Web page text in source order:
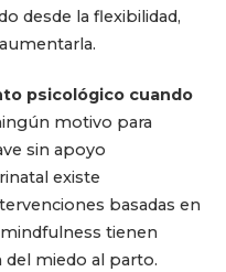
desde la flexibilidad,
psicológico cuando
motivo para
sin apoyo
existe
basadas en
tienen
del miedo al parto.